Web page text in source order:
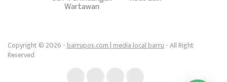
Wartawan
Copyright © 2026 -barrupos.com | media local barru- All Right
Reserved